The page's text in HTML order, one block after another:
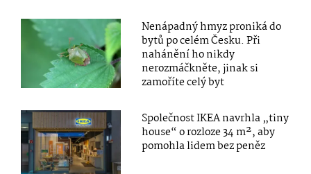
Nenápadný hmyz proniká do
bytů po celém Česku. Při
nahánění ho nikdy
nerozmáčkněte, jinak si
zamoříte celý byt
Společnost IKEA navrhla „tiny
house“ o rozloze 34 m², aby
pomohla lidem bez peněz